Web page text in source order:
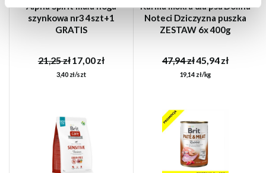
Alpha Spirit mała noga
szynkowa nr3 4szt+1
GRATIS
21,25 zł17,00 zł
3,40 zł/szt
Karma mokra dla psa Dolina
Noteci Dziczyzna puszka
ZESTAW 6x 400g
47,94 zł45,94 zł
19,14 zł/kg